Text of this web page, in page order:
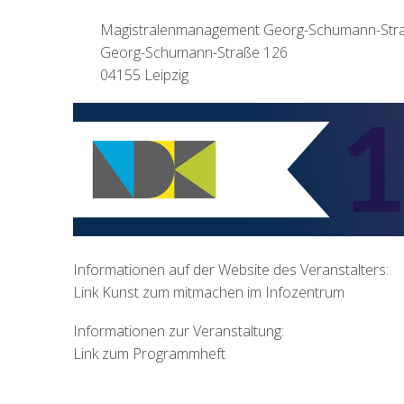
Magistralenmanagement Georg-Schumann-
Georg-Schumann-Straße 126
04155 Leipzig
Informationen auf der Website des Veranstalters:
Link Kunst zum mitmachen im Infozentrum
Informationen zur Veranstaltung:
Link zum Programmheft